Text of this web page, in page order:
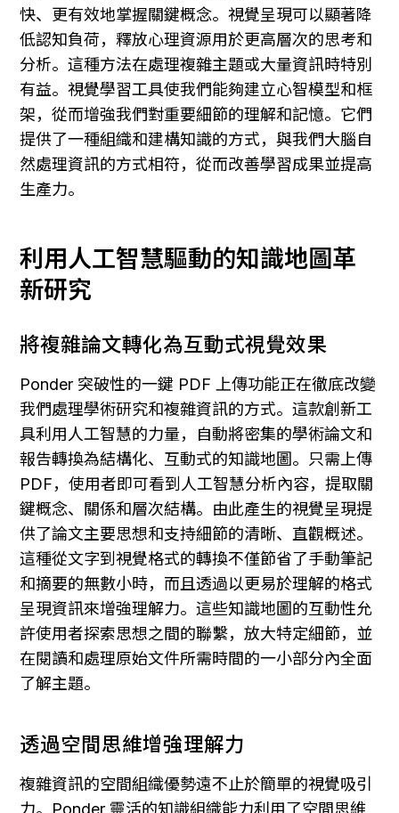
快、更有效地掌握關鍵概念。視覺呈現可以顯著降
低認知負荷，釋放心理資源用於更高層次的思考和
分析。這種方法在處理複雜主題或大量資訊時特別
有益。視覺學習工具使我們能夠建立心智模型和框
架，從而增強我們對重要細節的理解和記憶。它們
提供了一種組織和建構知識的方式，與我們大腦自
然處理資訊的方式相符，從而改善學習成果並提高
生產力。
利用人工智慧驅動的知識地圖革
新研究
將複雜論文轉化為互動式視覺效果
Ponder 突破性的一鍵 PDF 上傳功能正在徹底改變
我們處理學術研究和複雜資訊的方式。這款創新工
具利用人工智慧的力量，自動將密集的學術論文和
報告轉換為結構化、互動式的知識地圖。只需上傳
PDF，使用者即可看到人工智慧分析內容，提取關
鍵概念、關係和層次結構。由此產生的視覺呈現提
供了論文主要思想和支持細節的清晰、直觀概述。
這種從文字到視覺格式的轉換不僅節省了手動筆記
和摘要的無數小時，而且透過以更易於理解的格式
呈現資訊來增強理解力。這些知識地圖的互動性允
許使用者探索思想之間的聯繫，放大特定細節，並
在閱讀和處理原始文件所需時間的一小部分內全面
了解主題。
透過空間思維增強理解力
複雜資訊的空間組織優勢遠不止於簡單的視覺吸引
力。Ponder 靈活的知識組織能力利用了空間思維